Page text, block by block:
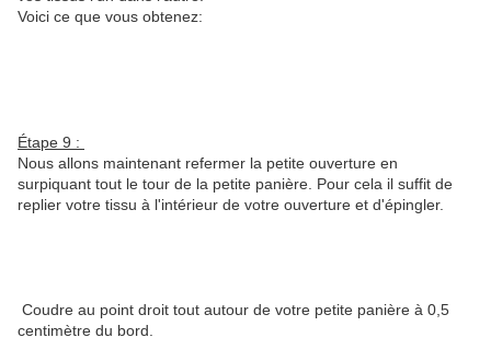
Voici ce que vous obtenez:
Étape 9 :
Nous allons maintenant refermer la petite ouverture en
surpiquant tout le tour de la petite panière. Pour cela il suffit de
replier votre tissu à l'intérieur de votre ouverture et d'épingler.
Coudre au point droit tout autour de votre petite panière à 0,5
centimètre du bord.